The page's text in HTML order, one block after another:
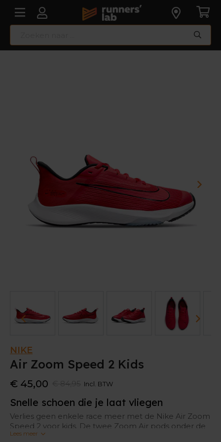
NIKE
Air Zoom Speed 2 Kids
€ 45,00 Incl. BTW
Snelle schoen die je laat vliegen
Verlies geen enkele race meer met de Nike Air Zoom
Speed 2 voor kids. De twee Zoom Air pods onder de
voorvoet werken namelijk als een kleine veer zodat je
Lees meer